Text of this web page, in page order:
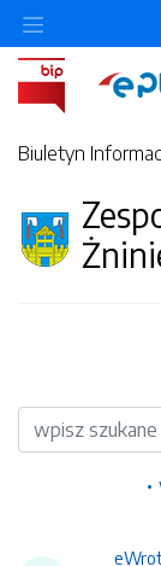
Biuletyn
Wyszukiwarka